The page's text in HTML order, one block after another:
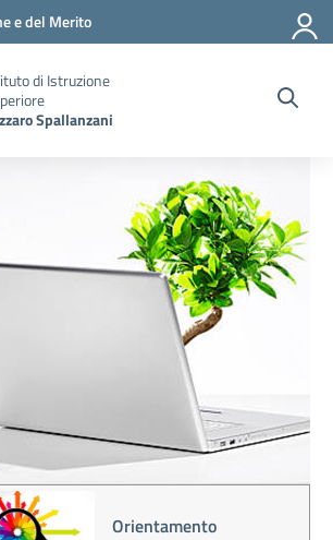
e del Merito
di Istruzione
Spallanzani
Orientamento